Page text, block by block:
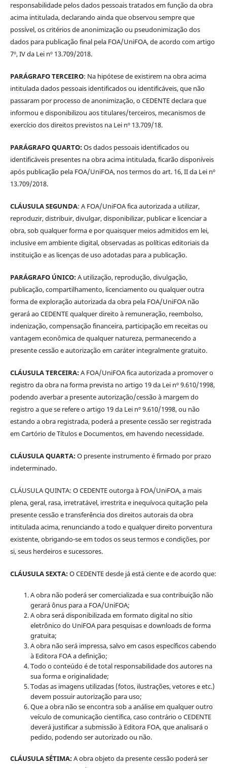
responsabilidade pelos dados pessoais tratados em função da obra
acima intitulada, declarando ainda que observou sempre que
possível, os critérios de anonimização ou pseudonimização dos
dados para publicação final pela FOA/UniFOA, de acordo com artigo
7º, IV da Lei nº 13.709/2018.
PARÁGRAFO TERCEIRO: Na hipótese de existirem na obra acima
intitulada dados pessoais identificados ou identificáveis, que não
passaram por processo de anonimização, o CEDENTE declara que
informou e disponibilizou aos titulares/terceiros, mecanismos de
exercício dos direitos previstos na Lei nº 13.709/18.
PARÁGRAFO QUARTO:Os dados pessoais identificados ou
identificáveis presentes na obra acima intitulada, ficarão disponíveis
após publicação pela FOA/UniFOA, nos termos do art. 16, II da Lei nº
13.709/2018.
CLÁUSULA SEGUNDA: A FOA/UniFOA fica autorizada a utilizar,
reproduzir, distribuir, divulgar, disponibilizar, publicar e licenciar a
obra, sob qualquer forma e por quaisquer meios admitidos em lei,
inclusive em ambiente digital, observadas as políticas editoriais da
instituição e as licenças de uso adotadas para a publicação.
PARÁGRAFO ÚNICO:A utilização, reprodução, divulgação,
publicação, compartilhamento, licenciamento ou qualquer outra
forma de exploração autorizada da obra pela FOA/UniFOA não
gerará ao CEDENTE qualquer direito à remuneração, reembolso,
indenização, compensação financeira, participação em receitas ou
vantagem econômica de qualquer natureza, permanecendo a
presente cessão e autorização em caráter integralmente gratuito.
CLÁUSULA TERCEIRA:A FOA/UniFOA fica autorizada a promover o
registro da obra na forma prevista no artigo 19 da Lei nº 9.610/1998,
podendo averbar a presente autorização/cessão à margem do
registro a que se refere o artigo 19 da Lei nº 9.610/1998, ou não
estando a obra registrada, poderá a presente cessão ser registrada
em Cartório de Títulos e Documentos, em havendo necessidade.
CLÁUSULA QUARTA:O presente instrumento é firmado por prazo
indeterminado.
CLÁUSULA QUINTA: O CEDENTE outorga à FOA/UniFOA, a mais
plena, geral, rasa, irretratável, irrestrita e inequívoca quitação pela
presente cessão e transferência dos direitos autorais da obra
intitulada acima, renunciando a todo e qualquer direito porventura
existente, obrigando-se em todos os seus termos e condições, por
si, seus herdeiros e sucessores.
CLÁUSULA SEXTA:O CEDENTE desde já está ciente e de acordo que:
A obra não poderá ser comercializada e sua contribuição não
gerará ônus para a FOA/UniFOA;
A obra será disponibilizada em formato digital no sítio
eletrônico do UniFOA para pesquisas e downloads de forma
gratuita;
A obra não será impressa, salvo em casos específicos cabendo
à Editora FOA a definição;
Todo o conteúdo é de total responsabilidade dos autores na
sua forma e originalidade;
Todas as imagens utilizadas (fotos, ilustrações, vetores e etc.)
devem possuir autorização para uso;
Que a obra não se encontra sob a análise em qualquer outro
veículo de comunicação científica, caso contrário o CEDENTE
deverá justificar a submissão à Editora FOA, que analisará o
pedido, podendo ser autorizado ou não.
CLÁUSULA SÉTIMA:A obra objeto da presente cessão poderá ser